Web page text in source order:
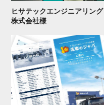
ヒサテックエンジニアリング
株 式 会 社 様